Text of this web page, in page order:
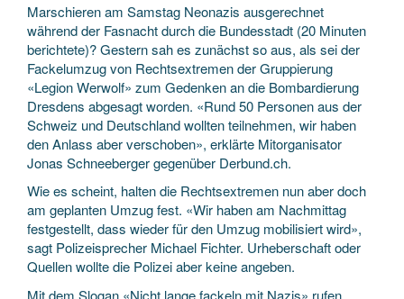
Marschieren am Samstag Neonazis ausgerechnet
während der Fasnacht durch die Bundesstadt (20 Minuten
berichtete)? Gestern sah es zunächst so aus, als sei der
Fackelumzug von Rechtsextremen der Gruppierung
«Legion Werwolf» zum Gedenken an die Bombardierung
Dresdens abgesagt worden. «Rund 50 Personen aus der
Schweiz und Deutschland wollten teilnehmen, wir haben
den Anlass aber verschoben», erklärte Mitorganisator
Jonas Schneeberger gegenüber Derbund.ch.
Wie es scheint, halten die Rechtsextremen nun aber doch
am geplanten Umzug fest. «Wir haben am Nachmittag
festgestellt, dass wieder für den Umzug mobilisiert wird»,
sagt Polizeisprecher Michael Fichter. Urheberschaft oder
Quellen wollte die Polizei aber keine angeben.
Mit dem Slogan «Nicht lange fackeln mit Nazis» rufen